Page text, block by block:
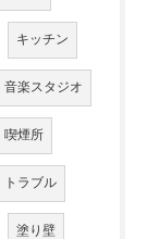
キッチン
音楽スタジオ
喫煙所
トラブル
塗り壁